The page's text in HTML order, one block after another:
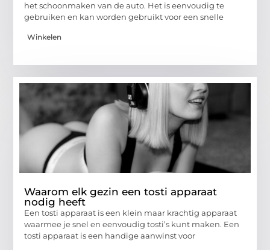
het schoonmaken van de auto. Het is eenvoudig te
gebruiken en kan worden gebruikt voor een snelle
Winkelen
Waarom elk gezin een tosti apparaat
nodig heeft
Een tosti apparaat is een klein maar krachtig apparaat
waarmee je snel en eenvoudig tosti’s kunt maken. Een
tosti apparaat is een handige aanwinst voor